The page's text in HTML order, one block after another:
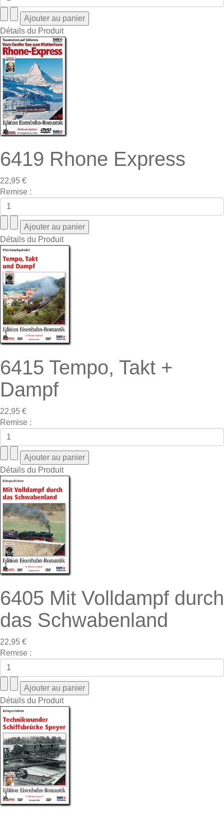
Détails du Produit
6419 Rhone Express
22,95 €
Remise :
Détails du Produit
6415 Tempo, Takt +
Dampf
22,95 €
Remise :
Détails du Produit
6405 Mit Volldampf durch
das Schwabenland
22,95 €
Remise :
Détails du Produit